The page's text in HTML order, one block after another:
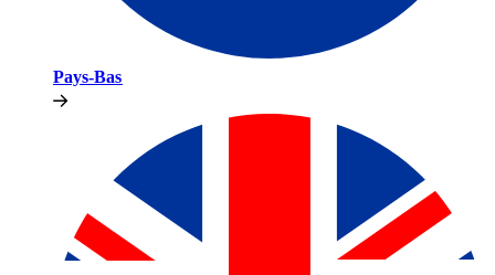
Pays-Bas​​